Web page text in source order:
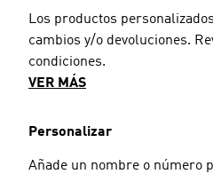
Los productos
cambios y/o devoluciones.
condiciones.
VER MÁS
Personalizar
Añade un nombre o número